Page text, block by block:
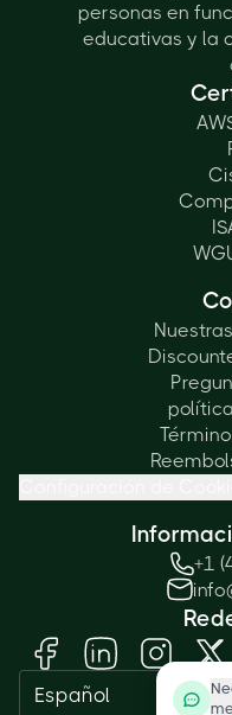
personas en
educativas y la
+1
Español